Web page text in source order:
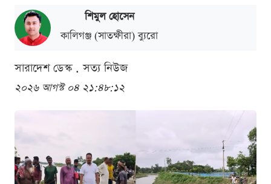
শিমুল হোসেন
কালিগঞ্জ (সাতক্ষীরা) ব্যুরো
সারাদেশ ডেস্ক . সত্য নিউজ
২০২৬ আগস্ট ০৪ ২১:৪৮:১২